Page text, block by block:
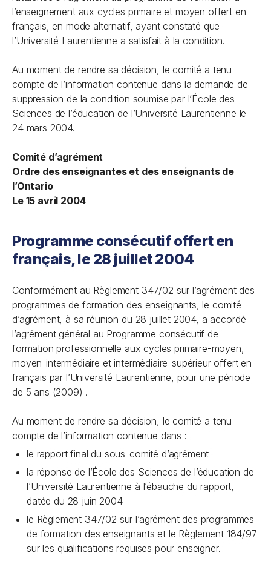
l’enseignement aux cycles primaire et moyen offert en
français, en mode alternatif, ayant constaté que
l’Université Laurentienne a satisfait à la condition.
Au moment de rendre sa décision, le comité a tenu
compte de l’information contenue dans la demande de
suppression de la condition soumise par l’École des
Sciences de l’éducation de l’Université Laurentienne le
24 mars 2004.
Comité d’agrément
Ordre des enseignantes et des enseignants de
l’Ontario
Le 15 avril 2004
Programme consécutif offert en
français, le 28 juillet 2004
Conformément au Règlement 347/02 sur l’agrément des
programmes de formation des enseignants, le comité
d’agrément, à sa réunion du 28 juillet 2004, a accordé
l’agrément général au Programme consécutif de
formation professionnelle aux cycles primaire-moyen,
moyen-intermédiaire et intermédiaire-supérieur offert en
français par l’Université Laurentienne, pour une période
de 5 ans (2009) .
Au moment de rendre sa décision, le comité a tenu
compte de l’information contenue dans :
le rapport final du sous-comité d’agrément
la réponse de l’École des Sciences de l’éducation de
l’Université Laurentienne à l’ébauche du rapport,
datée du 28 juin 2004
le Règlement 347/02 sur l’agrément des programmes
de formation des enseignants et le Règlement 184/97
sur les qualifications requises pour enseigner.